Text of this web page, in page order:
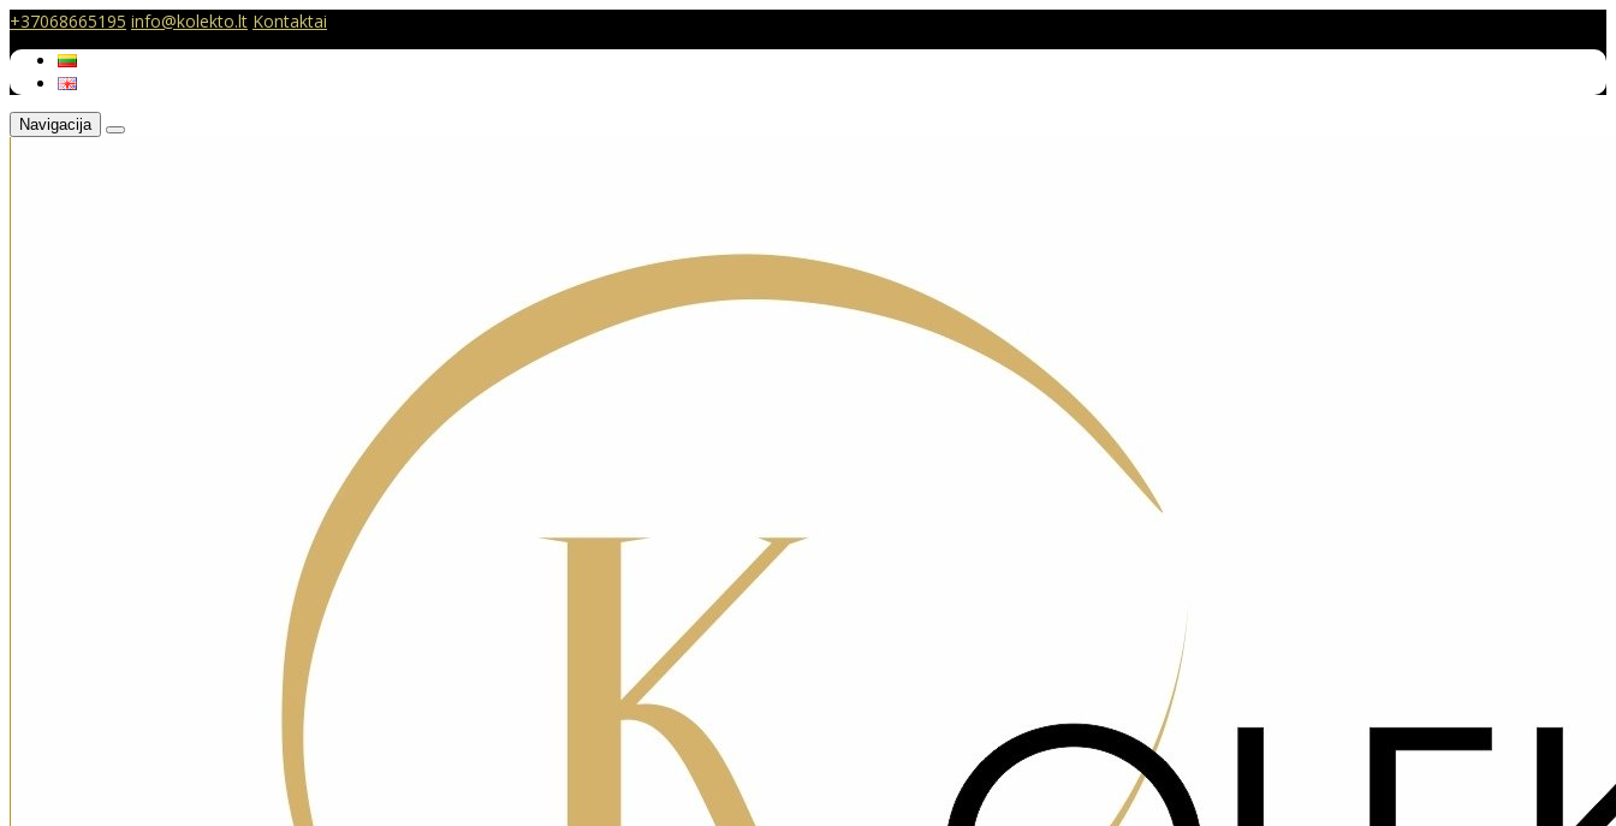
+37068665195 info@kolekto.lt Kontaktai
Navigacija